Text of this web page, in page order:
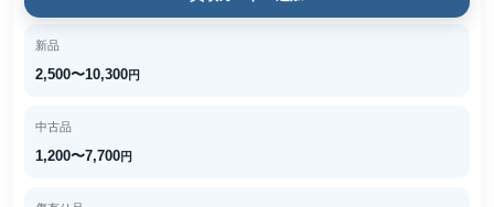
新品
2,500〜10,300円
中古品
1,200〜7,700円